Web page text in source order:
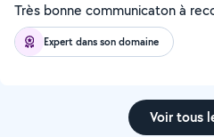
Très bonne communicaton à
Expert dans son domaine
Voir tous